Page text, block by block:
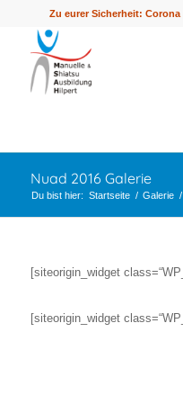
Zu eurer Sicherheit:
Nuad 2016 Galerie
Du bist hier: Startseite / Galerie /
[siteorigin_widget
[siteorigin_widget